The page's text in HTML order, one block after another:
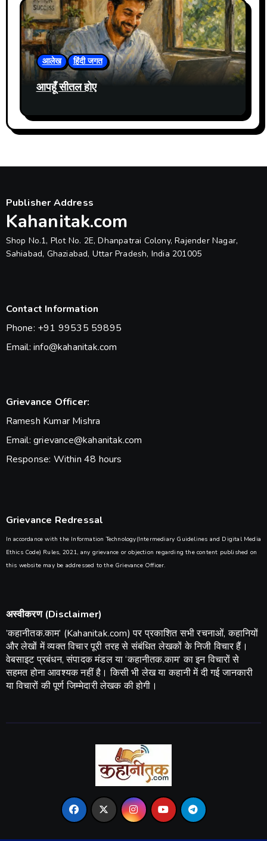
आलेख हिंदी जगत
आपहूँ सीतल होए
Publisher Address
Kahanitak.com
Shop No.1, Plot No. 2E, Dhanpatrai Colony, Rajender Nagar,
Sahiabad, Ghaziabad, Uttar Pradesh, India 201005
Contact Information
Phone: +91 99535 59895
Email: info@kahanitak.com
Grievance Officer:
Ramesh Kumar Mishra
Email: grievance@kahanitak.com
Response: Within 48 hours
Grievance Redressal
In accordance with the Information Technology(Intermediary Guidelines and Digital Media
Ethics Code) Rules, 2021, any grievance or objection regarding the content published on
this website may be addressed to the Grievance Officer.
अस्वीकरण (Disclaimer)
​’कहानीतक.काम’ (Kahanitak.com) पर प्रकाशित सभी रचनाओं, कहानियों
और लेखों में व्यक्त विचार पूरी तरह से संबंधित लेखकों के निजी विचार हैं।
वेबसाइट प्रबंधन, संपादक मंडल या ‘कहानीतक.काम’ का इन विचारों से
सहमत होना आवश्यक नहीं है। किसी भी लेख या कहानी में दी गई जानकारी
या विचारों की पूर्ण जिम्मेदारी लेखक की होगी।